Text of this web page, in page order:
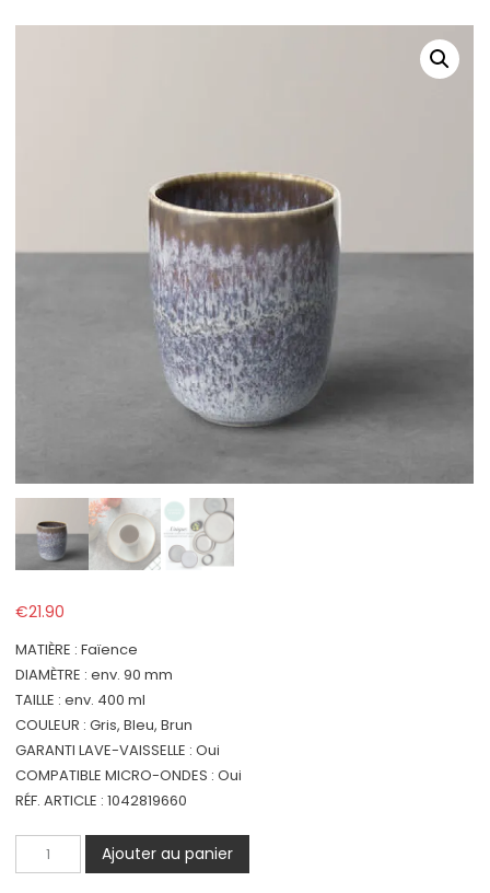
€21.90
MATIÈRE : Faïence
DIAMÈTRE : env. 90 mm
TAILLE : env. 400 ml
COULEUR : Gris, Bleu, Brun
GARANTI LAVE-VAISSELLE : Oui
COMPATIBLE MICRO-ONDES : Oui
RÉF. ARTICLE : 1042819660
quantité
de
Ajouter au panier